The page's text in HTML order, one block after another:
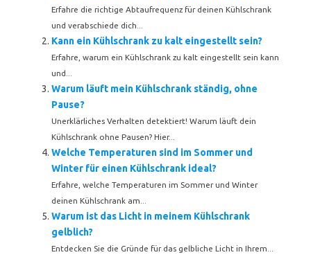
Erfahre die richtige Abtaufrequenz für deinen Kühlschrank
und verabschiede dich...
Kann ein Kühlschrank zu kalt eingestellt sein?
Erfahre, warum ein Kühlschrank zu kalt eingestellt sein kann
und...
Warum läuft mein Kühlschrank ständig, ohne
Pause?
Unerklärliches Verhalten detektiert! Warum läuft dein
Kühlschrank ohne Pausen? Hier...
Welche Temperaturen sind im Sommer und
Winter für einen Kühlschrank ideal?
Erfahre, welche Temperaturen im Sommer und Winter
deinen Kühlschrank am...
Warum ist das Licht in meinem Kühlschrank
gelblich?
Entdecken Sie die Gründe für das gelbliche Licht in Ihrem...